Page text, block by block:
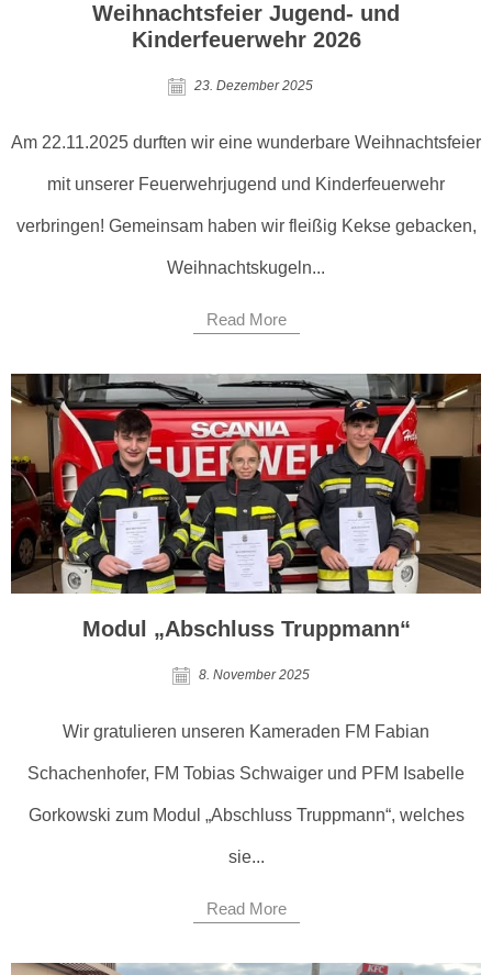
Weihnachtsfeier Jugend- und
Kinderfeuerwehr 2026
23. Dezember 2025
Am 22.11.2025 durften wir eine wunderbare Weihnachtsfeier
mit unserer Feuerwehrjugend und Kinderfeuerwehr
verbringen! Gemeinsam haben wir fleißig Kekse gebacken,
Weihnachtskugeln...
Read More
Modul „Abschluss Truppmann“
8. November 2025
Wir gratulieren unseren Kameraden FM Fabian
Schachenhofer, FM Tobias Schwaiger und PFM Isabelle
Gorkowski zum Modul „Abschluss Truppmann“, welches
sie...
Read More